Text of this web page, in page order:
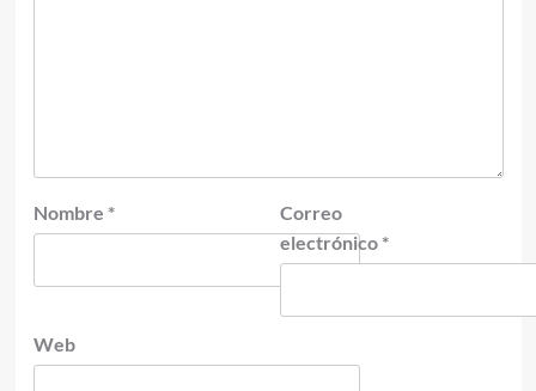
Nombre *
Correo
electrónico *
Web